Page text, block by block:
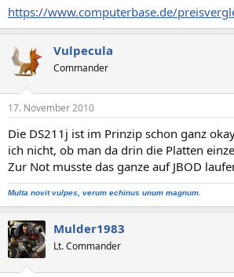
https://www.computerbase.de/
Vulpecula
Commander
17. November 2010
Die DS211j ist im Prinzip schon ganz
ich nicht, ob man da drin die Platten
Zur Not musste das ganze auf JBOD
Multa novit vulpes, verum echinus unum magnum.
Mulder1983
Lt. Commander